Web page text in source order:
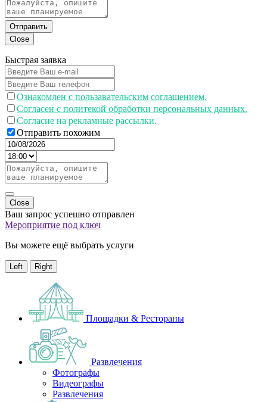
Отправить
Close
Быстрая заявка
Ознакомлен с пользавательским соглашением.
Согласен с политекой обработки персональных данных.
Согласие на рекламные рассылки.
Отправить похожим
Close
Ваш запрос успешно отправлен
Мероприятие под ключ
Вы можете ещё выбрать услуги
Left Right
Площадки & Рестораны
Развлечения
Фотографы
Видеографы
Развлечения